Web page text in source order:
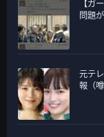
【ガ
問題
元テ
報（